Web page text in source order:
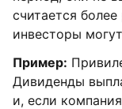
считается
инвесторы
Пример:
Дивиденды
и, если